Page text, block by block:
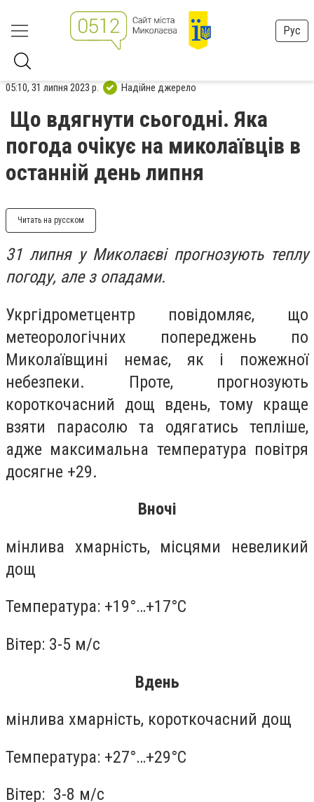
Рус
05:10, 31 липня 2023 р. Надійне джерело
Що вдягнути сьогодні. Яка
погода очікує на миколаївців в
останній день липня
Читать на русском
31 липня у Миколаєві прогнозують теплу
погоду, але з опадами.
Укргідрометцентр повідомляє, що
метеорологічних попереджень по
Миколаївщині немає, як і пожежної
небезпеки. Проте, прогнозують
короткочасний дощ вдень, тому краще
взяти парасолю та одягатись тепліше,
адже максимальна температура повітря
досягне +29.
Вночі
мінлива хмарність, місцями невеликий
дощ
Температура: +19°…+17°C
Вітер: 3-5 м/с
Вдень
мінлива хмарність, короткочасний дощ
Температура: +27°…+29°C
Вітер: 3-8 м/с